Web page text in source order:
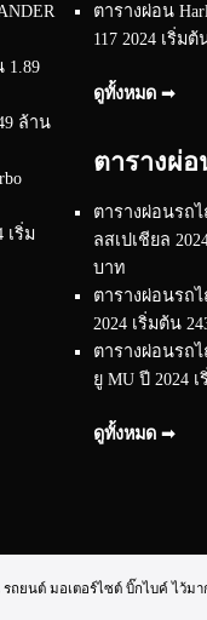
1.89
ล้าน
เริ่ม
ตารางผ่อน
117 2024 เริ่ม
ดูทั้งหมด ➟
ตารางผ่อ
ตารางผ่อนรถ
ลสเปเชียล
บาท
ตารางผ่อนรถ
2024 เริ่มต้น
ตารางผ่อนรถ
ยู MU ปี 2024
ดูทั้งหมด ➟
ถยนต์ มอเตอร์ไซต์ บิ๊กไบค์ ไว้ม